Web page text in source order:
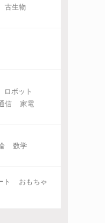
古生物
ロボット
信 家電
数学
ト
おもちゃ